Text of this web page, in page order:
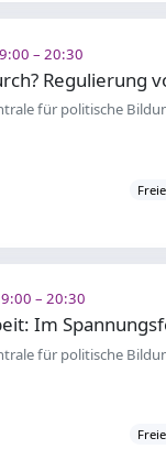
– 20:30
für politische
– 20:30
für politische